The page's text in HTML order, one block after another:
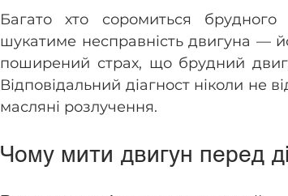
Багато хто соромиться брудного
шукатиме несправність двигуна —
поширений страх, що брудний
Відповідальний діагност ніколи не
масляні розлучення.
Чому мити двигун перед